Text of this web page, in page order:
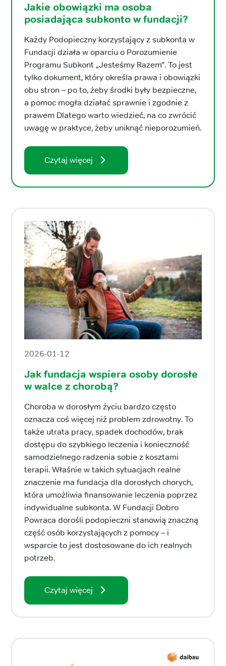
Jakie obowiązki ma osoba
posiadająca subkonto w fundacji?
Każdy Podopieczny korzystający z subkonta w
Fundacji działa w oparciu o Porozumienie
Programu Subkont „Jesteśmy Razem”. To jest
tylko dokument, który określa prawa i obowiązki
obu stron – po to, żeby środki były bezpieczne,
a pomoc mogła działać sprawnie i zgodnie z
prawem Dlatego warto wiedzieć, na co zwrócić
uwagę w praktyce, żeby uniknąć nieporozumień.
Czytaj więcej
2026-01-12
Jak fundacja wspiera osoby dorosłe
w walce z chorobą?
Choroba w dorosłym życiu bardzo często
oznacza coś więcej niż problem zdrowotny. To
także utrata pracy, spadek dochodów, brak
dostępu do szybkiego leczenia i konieczność
samodzielnego radzenia sobie z kosztami
terapii. Właśnie w takich sytuacjach realne
znaczenie ma fundacja dla dorosłych chorych,
która umożliwia finansowanie leczenia poprzez
indywidualne subkonta. W Fundacji Dobro
Powraca dorośli podopieczni stanowią znaczną
część osób korzystających z pomocy – i
wsparcie to jest dostosowane do ich realnych
potrzeb.
Czytaj więcej